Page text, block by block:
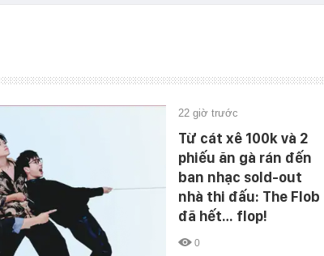
22 giờ trước
Từ cát xê 100k và 2
phiếu ăn gà rán đến
ban nhạc sold-out
nhà thi đấu: The Flob
đã hết… flop!
0